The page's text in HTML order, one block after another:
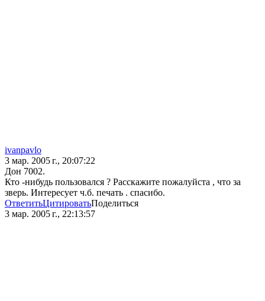
ivanpavlo
3 мар. 2005 г., 20:07:22
Дон 7002.
Кто -нибудь пользовался ? Расскажите пожалуйста , что за
зверь. Интересует ч.б. печать . спасибо.
ОтветитьЦитироватьПоделиться
3 мар. 2005 г., 22:13:57